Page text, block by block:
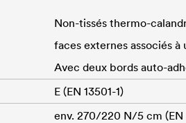
Non-tissés thermo-
faces externes associés
Avec deux bords auto-
E (EN 13501-1)
env. 270/220 N/5 cm (EN